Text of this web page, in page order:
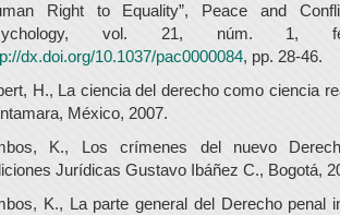
Right to Equality”, Peace and
vol. 21, núm. 1,
dx.doi.org/10.1037/pac0000084, pp. 28-46.
H., La ciencia del derecho como ciencia
México, 2007.
K., Los crímenes del nuevo
Jurídicas Gustavo Ibáñez C., Bogotá,
K., La parte general del Derecho penal